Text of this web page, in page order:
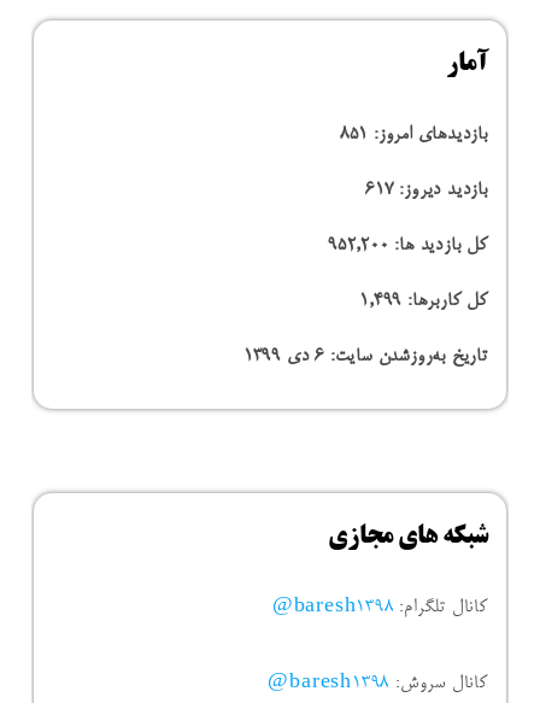
آمار
بازدیدهای امروز: 851
بازدید دیروز:617
کل بازدید ها: 952,200
کل کاربرها: 1,499
تاریخ به‌روزشدن سایت:۶ دی ۱۳۹۹
شبکه های مجازی
کانال تلگرام: baresh1398@
کانال سروش: baresh1398@